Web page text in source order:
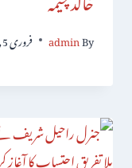
By
admin فروری 5, 2016